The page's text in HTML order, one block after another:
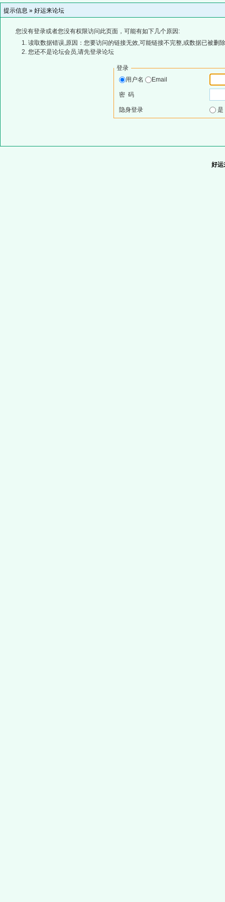
提示信息 » 好运来论坛
您没有登录或者您没有权限访问此页面，可能有如下几个原因:
读取数据错误,原因：您要访问的链接无效,可能链接不完整,或数据已被删
您还不是论坛会员,请先登录论坛
登录
用户名
Email
密 码
隐身登录
好